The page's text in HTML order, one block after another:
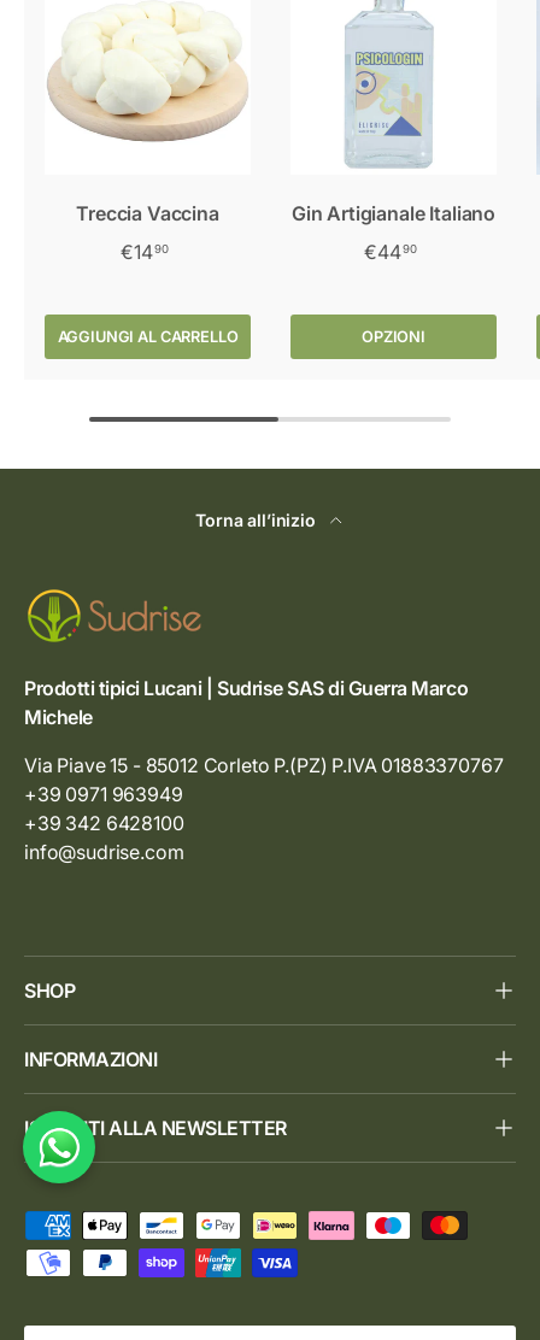
Treccia Vaccina
€1490
AGGIUNGI AL CARRELLO
Gin Artigianale Italiano
€4490
OPZIONI
Torna all’inizio
Prodotti tipici Lucani | Sudrise SAS di Guerra Marco
Michele
Via Piave 15 - 85012 Corleto P.(PZ) P.IVA 01883370767
+39 0971 963949
+39 342 6428100
info@sudrise.com
SHOP
INFORMAZIONI
ISCRIVITI ALLA NEWSLETTER
Metodi di pagamento accettati